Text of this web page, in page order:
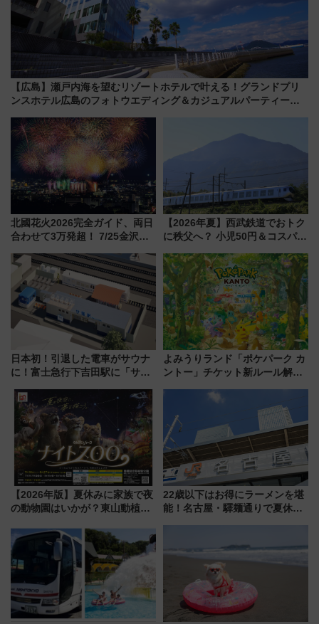
【広島】瀬戸内海を望むリゾートホテルで叶える！グランドプリ
ンスホテル広島のフォトウエディング＆カジュアルパーティープ
北國花火2026完全ガイド、両日
合わせて3万発超！ 7/25金沢大
会の日程・アクセス・観覧席ま
とめ（石川県）
【2026年夏】西武鉄道でおトク
に秩父へ？ 小児50円＆コスパ最
族旅行！ 深夜の正丸トンネル探
検や特急ラビューも
日本初！引退した電車がサウナ
に！富士急行下吉田駅に「サ電
業 行き交う電車の音や振動を
感じながら「ととのう」新感覚
よみうりランド「ポケパーク カ
ントー」チケット新ルール解
本人確認が11月スタート
【2026年版】夏休みに家族で夜
の動物園はいかが？東山動植物
ZOO」開催情報
22歳以下はお得にラーメンを堪
能！名古屋・驛麺通りで夏休み